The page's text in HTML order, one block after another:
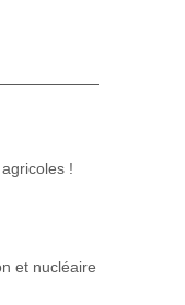
!
et nucléaire